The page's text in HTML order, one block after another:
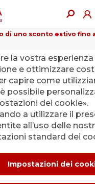
di uno sconto estivo fino
per
e i
la vostra esperienza
e ottimizzare
capire come
possibile
dei cookie».
a utilizzare il
all’uso delle
standard dei
Impostazioni dei